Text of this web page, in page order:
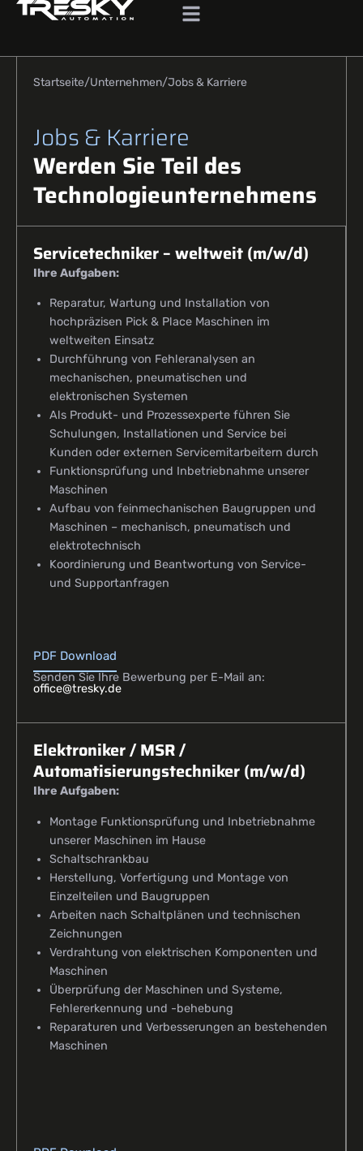
Startseite Unternehmen Jobs & Karriere
Jobs & Karriere
Werden Sie Teil des
Technologie­unternehmens
Servicetechniker – weltweit (m/w/d)
Ihre Aufgaben:
Reparatur, Wartung und Installation von
hochpräzisen Pick & Place Maschinen im
weltweiten Einsatz
Durchführung von Fehleranalysen an
mechanischen, pneumatischen und
elektronischen Systemen
Als Produkt- und Prozessexperte führen Sie
Schulungen, Installationen und Service bei
Kunden oder externen Servicemitarbeitern durch
Funktionsprüfung und Inbetriebnahme unserer
Maschinen
Aufbau von feinmechanischen Baugruppen und
Maschinen – mechanisch, pneumatisch und
elektrotechnisch
Koordinierung und Beantwortung von Service-
und Supportanfragen
PDF Download
Senden Sie Ihre Bewerbung per E-Mail an:
office@tresky.de
Elektroniker / MSR /
Automatisierungstechniker (m/w/d)
Ihre Aufgaben:
Montage Funktionsprüfung und Inbetriebnahme
unserer Maschinen im Hause
Schaltschrankbau
Herstellung, Vorfertigung und Montage von
Einzelteilen und Baugruppen
Arbeiten nach Schaltplänen und technischen
Zeichnungen
Verdrahtung von elektrischen Komponenten und
Maschinen
Überprüfung der Maschinen und Systeme,
Fehlererkennung und -behebung
Reparaturen und Verbesserungen an bestehenden
Maschinen